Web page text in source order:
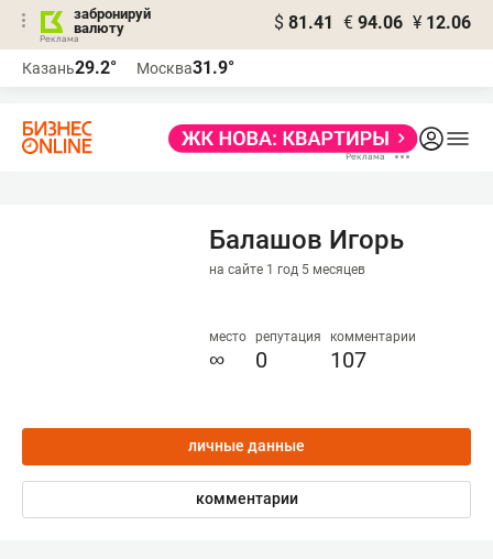
забронируй
валюту
$ 81.41 € 94.06 ¥ 12.06
Казань29.2° Москва31.9°
Балашов Игорь
на сайте 1 год 5 месяцев
место
∞
репутация
0
комментарии
107
личные данные
комментарии